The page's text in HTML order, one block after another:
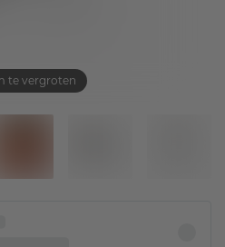
te vergroten